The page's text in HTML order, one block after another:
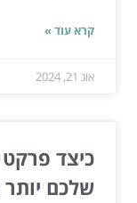
קרא עוד »
אוג 21, 2024
כיצד
שלכם